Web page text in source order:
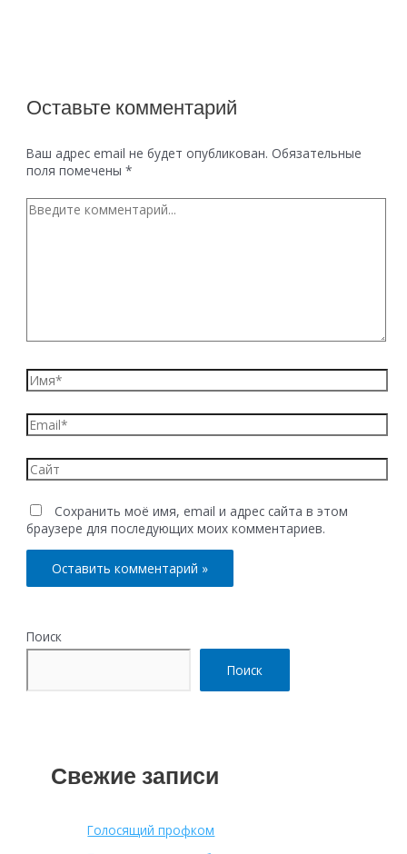
Оставьте комментарий
Ваш адрес email не будет опубликован. Обязательные
поля помечены*
Введите
комментарий...
Имя*
Email*
Сайт
Сохранить моё имя, email и адрес сайта в этом
браузере для последующих моих комментариев.
Поиск
Поиск
Свежие записи
Голосящий профком